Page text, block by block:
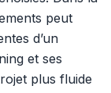
peut
d’un
et ses
plus fluide